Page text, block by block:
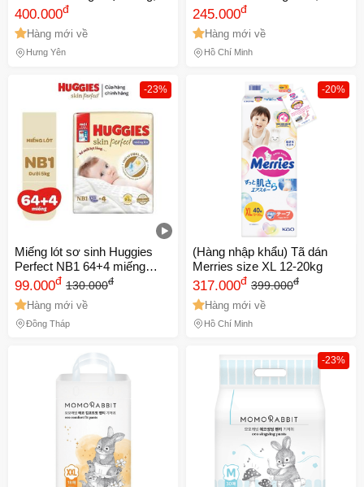
lưng thun co giãn tốt đủ size
400.000đ
Hàng mới về
Hưng Yên
Mềm Không Hăm, Khô
Thoáng 12H
245.000đ
Hàng mới về
Hồ Chí Minh
-23%
Miếng lót sơ sinh Huggies
Perfect NB1 64+4 miếng
dùng cho trẻ dưới 5kg,với 2
vùng thấm hút nhanh giảm
kích ứng da cho bé
99.000đ 130.000đ
Hàng mới về
Đồng Tháp
-20%
(Hàng nhập khẩu) Tã dán
Merries size XL 12-20kg
317.000đ 399.000đ
Hàng mới về
Hồ Chí Minh
-23%